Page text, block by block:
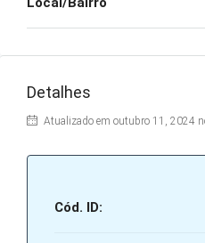
Detalhes
Atualizado em outubro 11, 2024
Cód. ID: